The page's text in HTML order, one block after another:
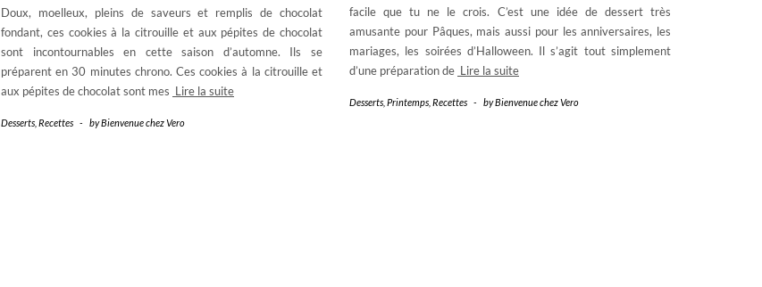
Doux, moelleux, pleins de saveurs et remplis de chocolat
fondant, ces cookies à la citrouille et aux pépites de chocolat
sont incontournables en cette saison d’automne. Ils se
préparent en 30 minutes chrono. Ces cookies à la citrouille et
aux pépites de chocolat sont mes Lire la suite
Desserts Recettes - byBienvenue chez Vero
facile que tu ne le crois. C’est une idée de dessert très
amusante pour Pâques, mais aussi pour les anniversaires, les
mariages, les soirées d’Halloween. Il s’agit tout simplement
d’une préparation de Lire la suite
Desserts Printemps Recettes - byBienvenue chez Vero